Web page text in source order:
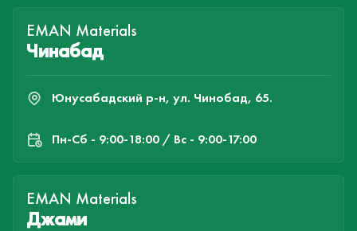
EMAN Materials
Чинабад
Юнусабадский р-н, ул. Чинобад, 65.
Пн-Cб - 9:00-18:00 / Вс - 9:00-17:00
EMAN Materials
Джами